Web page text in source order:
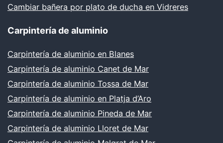
Cambiar bañera por plato de ducha en Vidreres
Carpintería de aluminio
Carpintería de aluminio en Blanes
Carpintería de aluminio Canet de Mar
Carpintería de aluminio Tossa de Mar
Carpintería de aluminio en Platja d’Aro
Carpintería de aluminio Pineda de Mar
Carpintería de aluminio Lloret de Mar